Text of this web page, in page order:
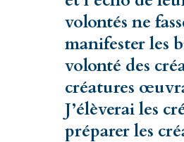
volontés ne
manifester les
volonté des
créatures
J’élèverai les
préparer les